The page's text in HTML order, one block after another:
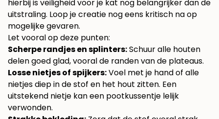
hierbij is veiligheid voor je kat nog belangrijker dan de
uitstraling. Loop je creatie nog eens kritisch na op
mogelijke gevaren.
Let vooral op deze punten:
Scherpe randjes en splinters:Schuur alle houten
delen goed glad, vooral de randen van de plateaus.
Losse nietjes of spijkers:Voel met je hand of alle
nietjes diep in de stof en het hout zitten. Een
uitstekend nietje kan een pootkussentje lelijk
verwonden.